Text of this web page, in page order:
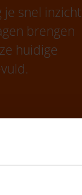
je snel inzicht
brengen
huidige